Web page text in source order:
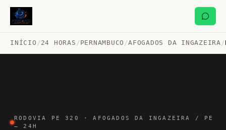
INÍCIO /24 HORAS /PERNAMBUCO /AFOGADOS DA INGAZEIRA /
RODOVIA PE 320 · AFOGADOS DA INGAZEIRA / PE
— 24H